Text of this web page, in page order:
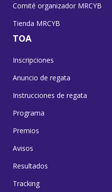
Comité organizador MRCYB
Tienda MRCYB
TOA
Inscripciones
Anuncio de regata
Instrucciones de regata
Programa
Premios
Avisos
Resultados
Tracking